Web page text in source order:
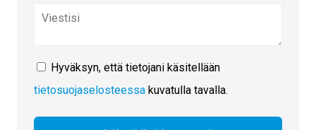
Hyväksyn, että tietojani käsitellään
tietosuojaselosteessa kuvatulla tavalla.